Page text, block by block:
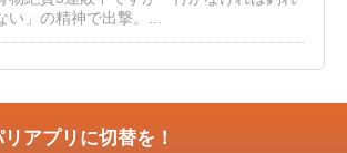
い」の精神で出撃。...
アプリに切替を！